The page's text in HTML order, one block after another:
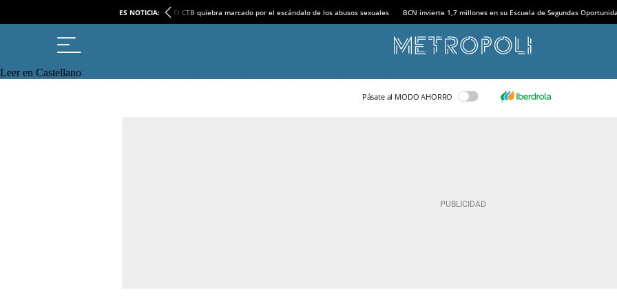
ES NOTICIA: El CTB quiebra marcado por el escándalo de los abusos sexuales BCN invierte 1,7 millones en su Escuela de Segundas
Leer en Castellano
Pásate al MODO AHORRO